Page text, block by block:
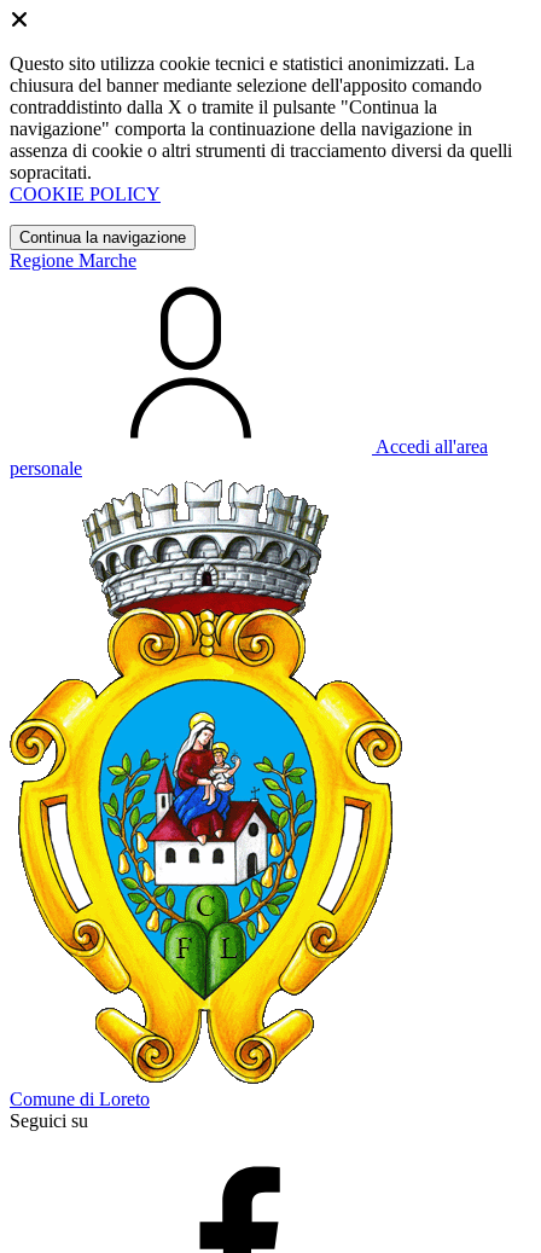
Questo sito utilizza cookie tecnici e statistici anonimizzati. La
chiusura del banner mediante selezione dell'apposito comando
contraddistinto dalla X o tramite il pulsante "Continua la
navigazione" comporta la continuazione della navigazione in
assenza di cookie o altri strumenti di tracciamento diversi da quelli
sopracitati.
COOKIE POLICY
Continua la navigazione
Regione Marche
Accedi all'area
personale
Comune di Loreto
Seguici su